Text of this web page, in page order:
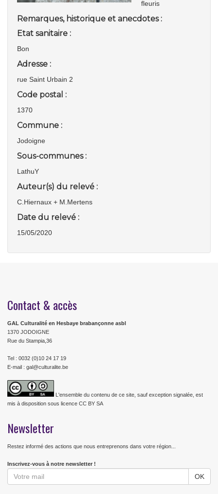
fleuris
Remarques, historique et anecdotes :
Etat sanitaire :
Bon
Adresse :
rue Saint Urbain 2
Code postal :
1370
Commune :
Jodoigne
Sous-communes :
LathuY
Auteur(s) du relevé :
C.Hiernaux + M.Mertens
Date du relevé :
15/05/2020
Contact & accès
GAL Culturalité en Hesbaye brabançonne asbl
1370 JODOIGNE
Rue du Stampia,36
Tel : 0032 (0)10 24 17 19
E-mail : gal@culturalite.be
L'ensemble du contenu de ce site, sauf exception signalée, est
mis à disposition sous licence CC BY SA
Newsletter
Restez informé des actions que nous entreprenons dans votre région...
Inscrivez-vous à notre newsletter !